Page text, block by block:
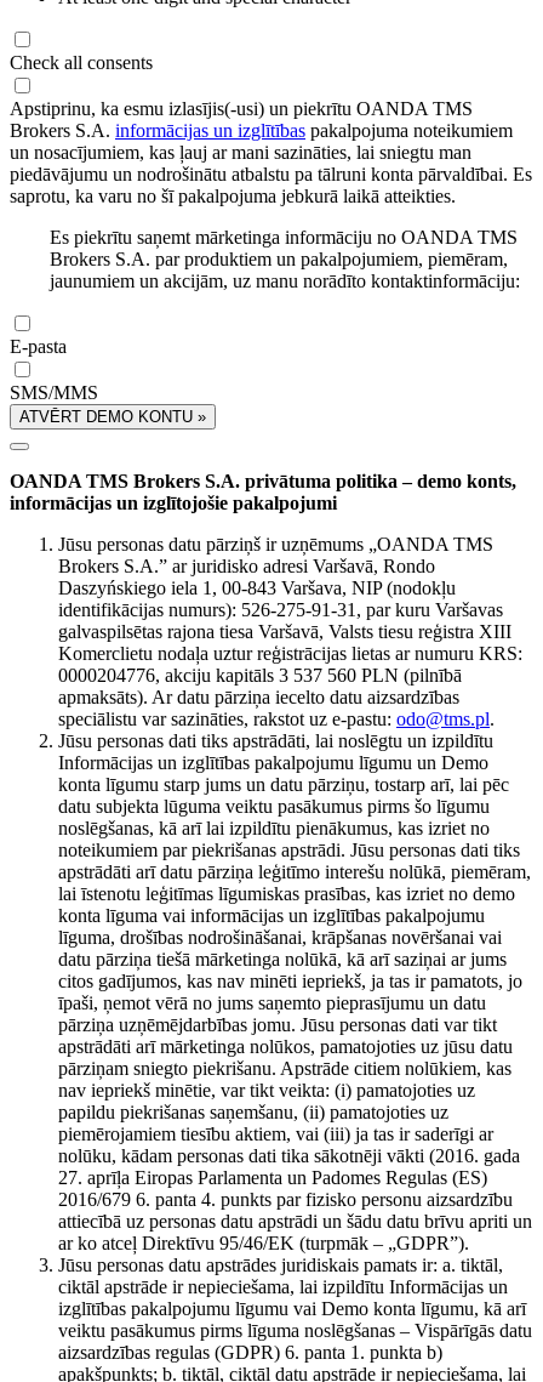
Check all consents
Apstiprinu, ka esmu izlasījis(-usi) un piekrītu OANDA TMS
Brokers S.A. informācijas un izglītības pakalpojuma noteikumiem
un nosacījumiem, kas ļauj ar mani sazināties, lai sniegtu man
piedāvājumu un nodrošinātu atbalstu pa tālruni konta pārvaldībai. Es
saprotu, ka varu no šī pakalpojuma jebkurā laikā atteikties.
Es piekrītu saņemt mārketinga informāciju no OANDA TMS
Brokers S.A. par produktiem un pakalpojumiem, piemēram,
jaunumiem un akcijām, uz manu norādīto kontaktinformāciju:
E-pasta
SMS/MMS
ATVĒRT DEMO KONTU »
OANDA TMS Brokers S.A. privātuma politika – demo konts,
informācijas un izglītojošie pakalpojumi
Jūsu personas datu pārziņš ir uzņēmums „OANDA TMS
Brokers S.A.” ar juridisko adresi Varšavā, Rondo
Daszyńskiego iela 1, 00-843 Varšava, NIP (nodokļu
identifikācijas numurs): 526-275-91-31, par kuru Varšavas
galvaspilsētas rajona tiesa Varšavā, Valsts tiesu reģistra XIII
Komerclietu nodaļa uztur reģistrācijas lietas ar numuru KRS:
0000204776, akciju kapitāls 3 537 560 PLN (pilnībā
apmaksāts). Ar datu pārziņa iecelto datu aizsardzības
speciālistu var sazināties, rakstot uz e-pastu: odo@tms.pl.
Jūsu personas dati tiks apstrādāti, lai noslēgtu un izpildītu
Informācijas un izglītības pakalpojumu līgumu un Demo
konta līgumu starp jums un datu pārziņu, tostarp arī, lai pēc
datu subjekta lūguma veiktu pasākumus pirms šo līgumu
noslēgšanas, kā arī lai izpildītu pienākumus, kas izriet no
noteikumiem par piekrišanas apstrādi. Jūsu personas dati tiks
apstrādāti arī datu pārziņa leģitīmo interešu nolūkā, piemēram,
lai īstenotu leģitīmas līgumiskas prasības, kas izriet no demo
konta līguma vai informācijas un izglītības pakalpojumu
līguma, drošības nodrošināšanai, krāpšanas novēršanai vai
datu pārziņa tiešā mārketinga nolūkā, kā arī saziņai ar jums
citos gadījumos, kas nav minēti iepriekš, ja tas ir pamatots, jo
īpaši, ņemot vērā no jums saņemto pieprasījumu un datu
pārziņa uzņēmējdarbības jomu. Jūsu personas dati var tikt
apstrādāti arī mārketinga nolūkos, pamatojoties uz jūsu datu
pārziņam sniegto piekrišanu. Apstrāde citiem nolūkiem, kas
nav iepriekš minētie, var tikt veikta: (i) pamatojoties uz
papildu piekrišanas saņemšanu, (ii) pamatojoties uz
piemērojamiem tiesību aktiem, vai (iii) ja tas ir saderīgi ar
nolūku, kādam personas dati tika sākotnēji vākti (2016. gada
27. aprīļa Eiropas Parlamenta un Padomes Regulas (ES)
2016/679 6. panta 4. punkts par fizisko personu aizsardzību
attiecībā uz personas datu apstrādi un šādu datu brīvu apriti un
ar ko atceļ Direktīvu 95/46/EK (turpmāk – „GDPR”).
Jūsu personas datu apstrādes juridiskais pamats ir: a. tiktāl,
ciktāl apstrāde ir nepieciešama, lai izpildītu Informācijas un
izglītības pakalpojumu līgumu vai Demo konta līgumu, kā arī
veiktu pasākumus pirms līguma noslēgšanas – Vispārīgās datu
aizsardzības regulas (GDPR) 6. panta 1. punkta b)
apakšpunkts; b. tiktāl, ciktāl datu apstrāde ir nepieciešama, lai